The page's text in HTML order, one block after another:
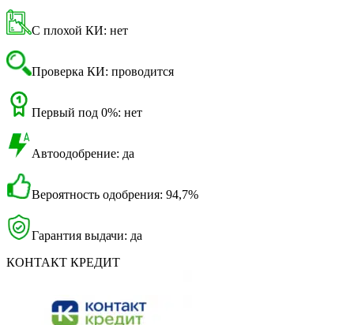
С плохой КИ: нет
Проверка КИ: проводится
Первый под 0%: нет
Автоодобрение: да
Вероятность одобрения: 94,7%
Гарантия выдачи: да
КОНТАКТ КРЕДИТ